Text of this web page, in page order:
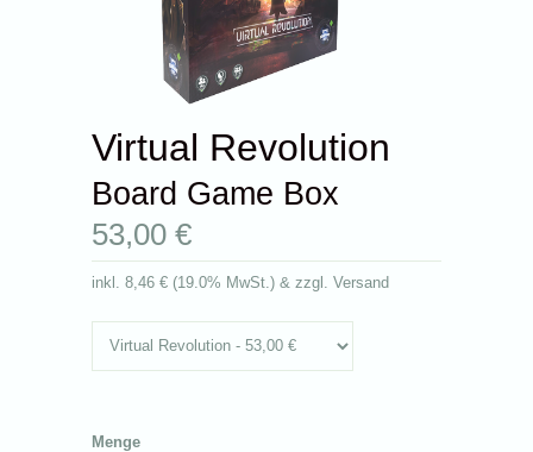
Virtual Revolution
Board Game Box
53,00 €
inkl.8,46 € (19.0% MwSt.) & zzgl. Versand
Menge